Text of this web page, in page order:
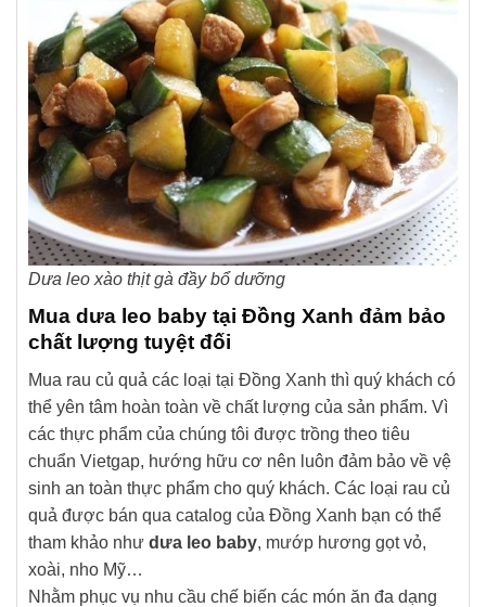
Dưa leo xào thịt gà đầy bổ dưỡng
Mua dưa leo baby tại Đồng Xanh đảm bảo
chất lượng tuyệt đối
Mua rau củ quả các loại tại Đồng Xanh thì quý khách có
thể yên tâm hoàn toàn về chất lượng của sản phẩm. Vì
các thực phẩm của chúng tôi được trồng theo tiêu
chuẩn Vietgap, hướng hữu cơ nên luôn đảm bảo về vệ
sinh an toàn thực phẩm cho quý khách. Các loại rau củ
quả được bán qua catalog của Đồng Xanh bạn có thể
tham khảo như dưa leo baby, mướp hương gọt vỏ,
xoài, nho Mỹ…
Nhằm phục vụ nhu cầu chế biến các món ăn đa dạng